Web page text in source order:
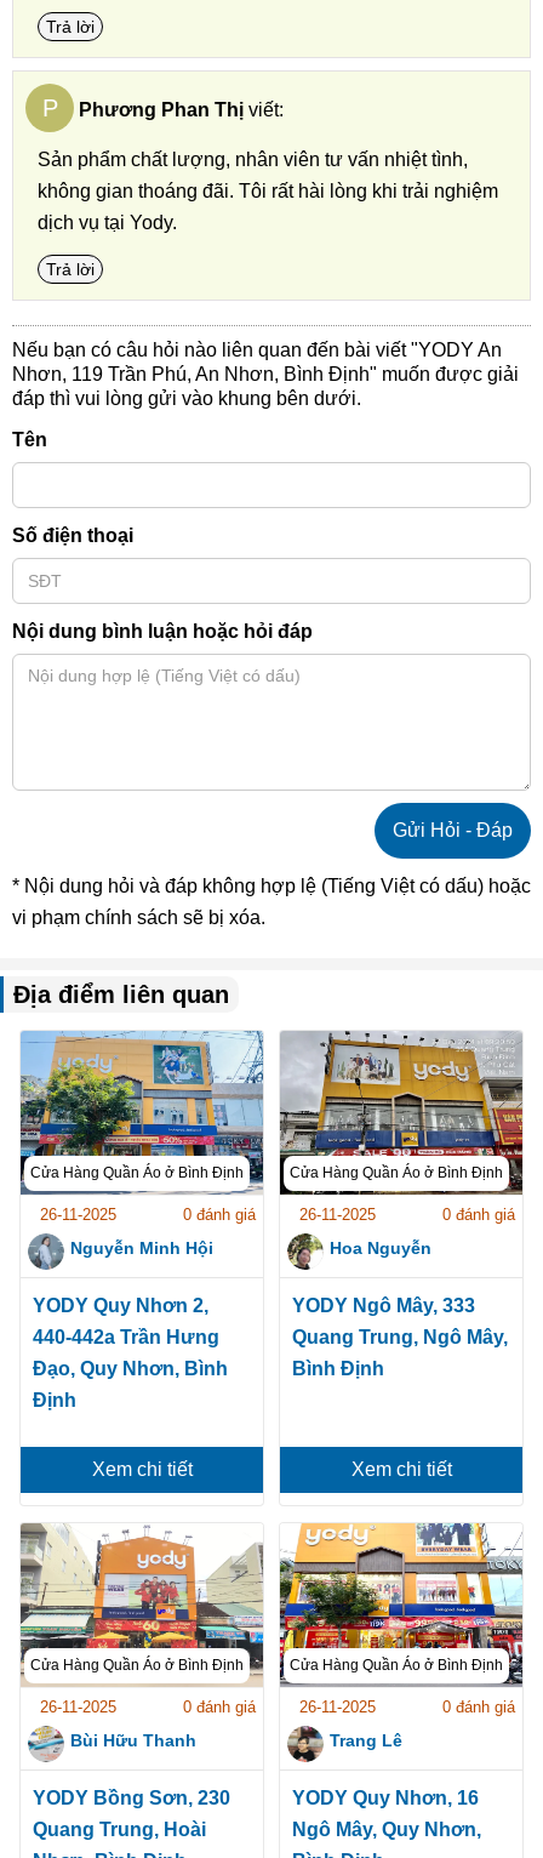
Trả lời
P Phương Phan Thị viết:
Sản phẩm chất lượng, nhân viên tư vấn nhiệt tình,
không gian thoáng đãi. Tôi rất hài lòng khi trải nghiệm
dịch vụ tại Yody.
Trả lời
Nếu bạn có câu hỏi nào liên quan đến bài viết "YODY An
Nhơn, 119 Trần Phú, An Nhơn, Bình Định" muốn được giải
đáp thì vui lòng gửi vào khung bên dưới.
Tên
Số điện thoại
Nội dung bình luận hoặc hỏi đáp
* Nội dung hỏi và đáp không hợp lệ (Tiếng Việt có dấu) hoặc
vi phạm chính sách sẽ bị xóa.
Địa điểm liên quan
Cửa Hàng Quần Áo ở Bình Định
26-11-2025 0 đánh giá
Nguyễn Minh Hội
YODY Quy Nhơn 2,
440-442a Trần Hưng
Đạo, Quy Nhơn, Bình
Định
Xem chi tiết
Cửa Hàng Quần Áo ở Bình Định
26-11-2025 0 đánh giá
Hoa Nguyễn
YODY Ngô Mây, 333
Quang Trung, Ngô Mây,
Bình Định
Xem chi tiết
Cửa Hàng Quần Áo ở Bình Định
26-11-2025 0 đánh giá
Bùi Hữu Thanh
YODY Bồng Sơn, 230
Quang Trung, Hoài
Cửa Hàng Quần Áo ở Bình Định
26-11-2025 0 đánh giá
Trang Lê
YODY Quy Nhơn, 16
Ngô Mây, Quy Nhơn,